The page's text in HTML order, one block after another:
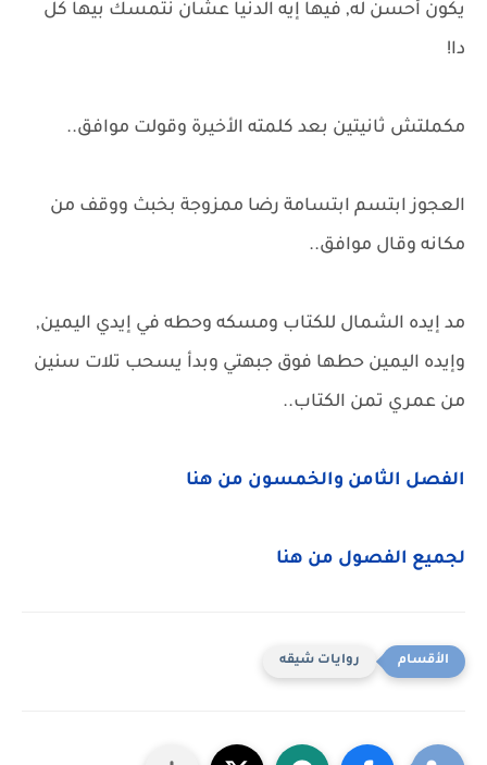
يكون أحسن له, فيها إيه الدنيا عشان نتمسك بيها كل
دا!
مكملتش ثانيتين بعد كلمته الأخيرة وقولت موافق..
العجوز ابتسم ابتسامة رضا ممزوجة بخبث ووقف من
مكانه وقال موافق..
مد إيده الشمال للكتاب ومسكه وحطه في إيدي اليمين,
وإيده اليمين حطها فوق جبهتي وبدأ يسحب تلات سنين
من عمري تمن الكتاب..
الفصل الثامن والخمسون من هنا
لجميع الفصول من هنا
روايات شيقه